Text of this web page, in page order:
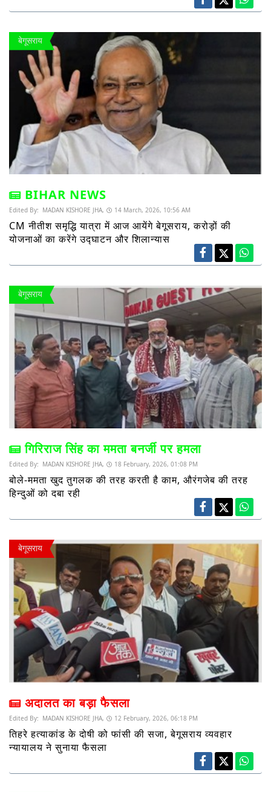
बेगूसराय
BIHAR NEWS
Edited By: MADAN KISHORE JHA, 14 March, 2026, 10:56 AM
CM नीतीश समृद्धि यात्रा में आज आयेंगे बेगूसराय, करोड़ों की
योजनाओं का करेंगे उद्घाटन और शिलान्यास
बेगूसराय
गिरिराज सिंह का ममता बनर्जी पर हमला
Edited By: MADAN KISHORE JHA, 18 February, 2026, 01:08 PM
बोले-ममता खुद तुगलक की तरह करती है काम, औरंगजेब की तरह
हिन्दुओं को दबा रही
बेगूसराय
अदालत का बड़ा फैसला
Edited By: MADAN KISHORE JHA, 12 February, 2026, 06:18 PM
तिहरे हत्याकांड के दोषी को फांसी की सजा, बेगूसराय व्यवहार
न्यायालय ने सुनाया फैसला